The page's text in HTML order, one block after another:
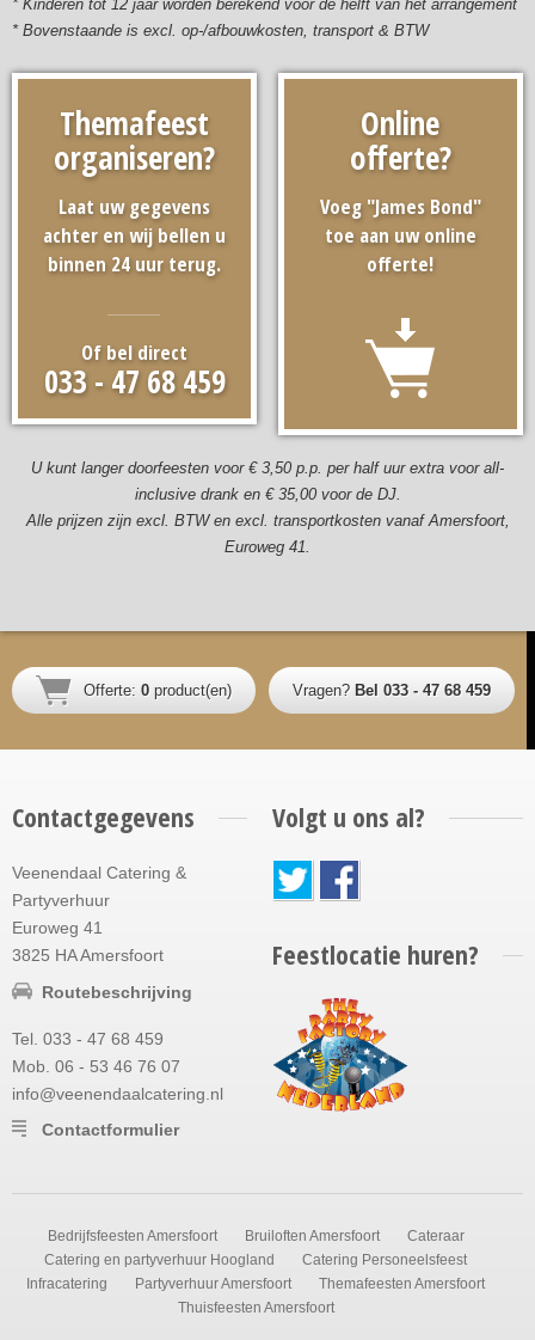
* Kinderen tot 12 jaar worden berekend voor de helft van het arrangement
* Bovenstaande is excl. op-/afbouwkosten, transport & BTW
Themafeest
organiseren?
Laat uw gegevens
achter en wij bellen u
binnen 24 uur terug.
Of bel direct
033 - 47 68 459
Online
offerte?
Voeg "James Bond"
toe aan uw online
offerte!
U kunt langer doorfeesten voor € 3,50 p.p. per half uur extra voor all-
inclusive drank en € 35,00 voor de DJ.
Alle prijzen zijn excl. BTW en excl. transportkosten vanaf Amersfoort,
Euroweg 41.
Offerte: 0 product(en) Vragen? Bel 033 - 47 68 459
Contactgegevens
Veenendaal Catering &
Partyverhuur
Euroweg 41
3825 HA Amersfoort
Routebeschrijving
Tel. 033 - 47 68 459
Mob. 06 - 53 46 76 07
info@veenendaalcatering.nl
Contactformulier
Volgt u ons al?
Feestlocatie huren?
Bedrijfsfeesten Amersfoort Bruiloften Amersfoort
Cateraar
Catering en partyverhuur Hoogland
Catering Personeelsfeest
Infracatering
Partyverhuur Amersfoort
Themafeesten Amersfoort
Thuisfeesten Amersfoort